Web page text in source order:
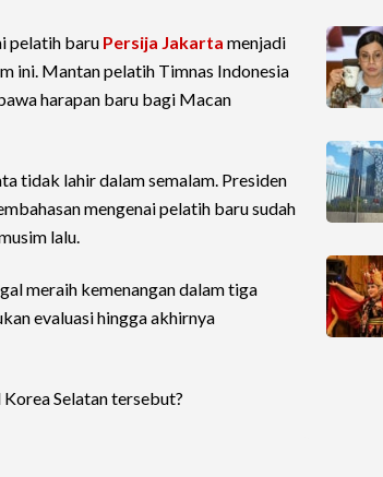
pelatih baru Persija Jakarta menjadi
ini. Mantan pelatih Timnas Indonesia
harapan baru bagi Macan
tidak lahir dalam semalam. Presiden
mengenai pelatih baru sudah
lalu.
meraih kemenangan dalam tiga
evaluasi hingga akhirnya
Selatan tersebut?